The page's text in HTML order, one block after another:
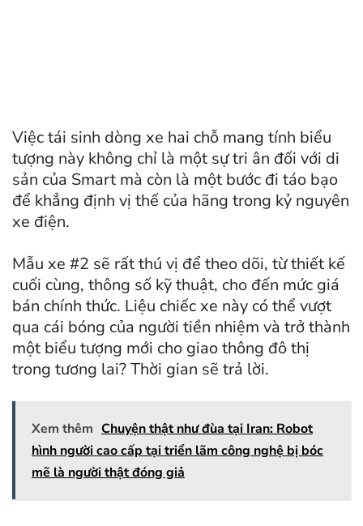
Việc tái sinh dòng xe hai chỗ mang tính biểu
tượng này không chỉ là một sự tri ân đối với di
sản của Smart mà còn là một bước đi táo bạo
để khẳng định vị thế của hãng trong kỷ nguyên
xe điện.
Mẫu xe #2 sẽ rất thú vị để theo dõi, từ thiết kế
cuối cùng, thông số kỹ thuật, cho đến mức giá
bán chính thức. Liệu chiếc xe này có thể vượt
qua cái bóng của người tiền nhiệm và trở thành
một biểu tượng mới cho giao thông đô thị
trong tương lai? Thời gian sẽ trả lời.
Xem thêm Chuyện thật như đùa tại Iran: Robot
hình người cao cấp tại triển lãm công nghệ bị bóc
mẽ là người thật đóng giả